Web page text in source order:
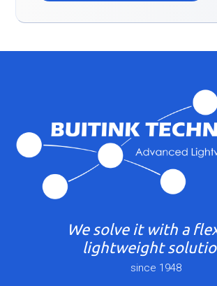
We solve it with a
lightweight
since 1948